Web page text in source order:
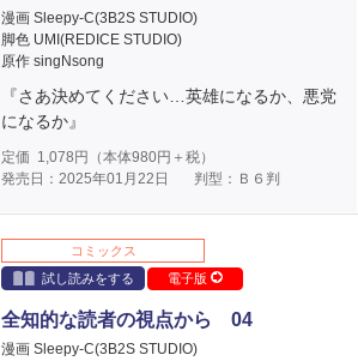
漫画 Sleepy-C(3B2S STUDIO)
脚色 UMI(REDICE STUDIO)
原作 singNsong
『さあ決めてください…英雄になるか、悪党
になるか』
定価 1,078 円（本体980円＋税）
発売日：2025年01月22日
判型：Ｂ６判
コミックス
試し読みをする
電子版
全知的な読者の視点から 04
漫画 Sleepy-C(3B2S STUDIO)